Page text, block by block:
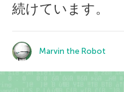
続けています。
Marvin the Robot